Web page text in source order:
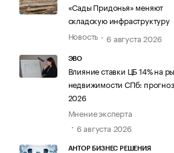
«Сады Придонья» меняют
складскую инфраструктуру
Новость
6 августа 2026
ЭВО
Влияние ставки ЦБ 14% на
недвижимости СПб: прогноз
2026
Мнение эксперта
6 августа 2026
АНТОР БИЗНЕС РЕШЕНИЯ